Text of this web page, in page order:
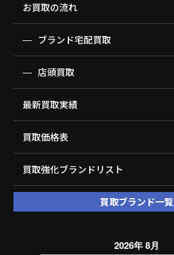
お買取の流れ
ブランド宅配買取
店頭買取
最新買取実績
買取価格表
買取強化ブランドリスト
買取ブランド一覧
2026年 8月